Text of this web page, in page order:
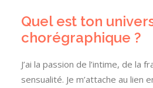
Quel est ton
chorégraphique ?
J’ai la passion de l’intime, de la
sensualité. Je m’attache au lien